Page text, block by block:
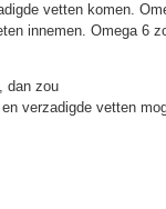
vetten komen.
innemen. Omega 6
dan zou
verzadigde vetten